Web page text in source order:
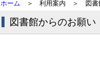
ホーム ＞ 利用案内 ＞ 図
図書館からのお願い